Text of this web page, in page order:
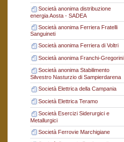
Società anonima distribuzione
energia Aosta - SADEA
Società anonima Ferriera Fratelli
Sanguineti
Società anonima Ferriera di Voltri
Società anonima Franchi-Gregorini
Società anonima Stabilimento
Silvestro Nasturzio di Sampierdarena
Società Elettrica della Campania
Società Elettrica Teramo
Società Esercizi Siderurgici e
Metallurgici
Società Ferrovie Marchigiane